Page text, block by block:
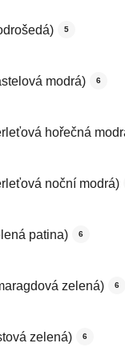
5
modrá) 6
hořečná
noční modrá)
patina) 6
zelená) 6
zelená) 6